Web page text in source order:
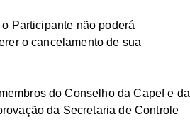
Participante não poderá
o cancelamento de sua
do Conselho da Capef e da
da Secretaria de Controle